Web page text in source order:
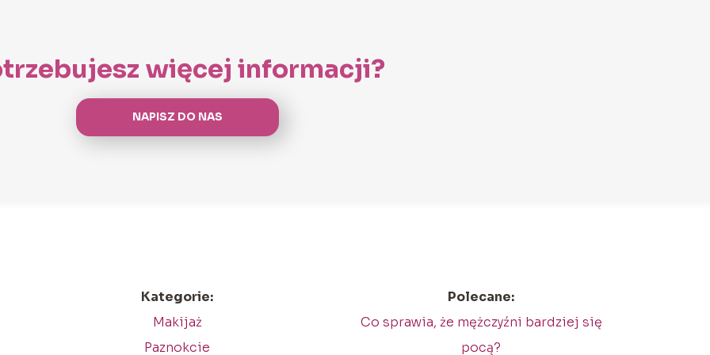
więcej informacji?
NAPISZ DO NAS
Kategorie:
Makijaż
Paznokcie
Polecane:
Co sprawia, że mężczyźni bardziej się
pocą?